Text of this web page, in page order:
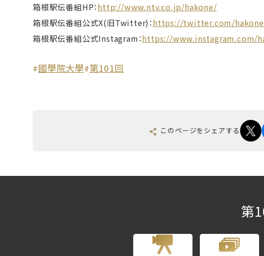
箱根駅伝番組HP：http://www.ntv.co.jp/hakone/
箱根駅伝番組公式X(旧Twitter)：https://twitter.com/
箱根駅伝番組公式Instagram：https://www.instagram.com/
#國學院大學#第101回
このページをシェアする
第